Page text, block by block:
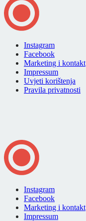
Instagram
Facebook
Marketing i kontakt
Impressum
Uvjeti korištenja
Pravila privatnosti
Instagram
Facebook
Marketing i kontakt
Impressum